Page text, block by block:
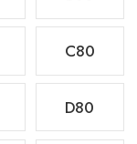
C80
D80